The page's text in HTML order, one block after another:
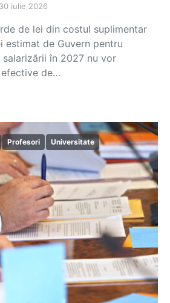
30 iulie 2026
de lei din costul suplimentar
estimat de Guvern pentru
în 2027 nu vor
de…
Profesori Universitate